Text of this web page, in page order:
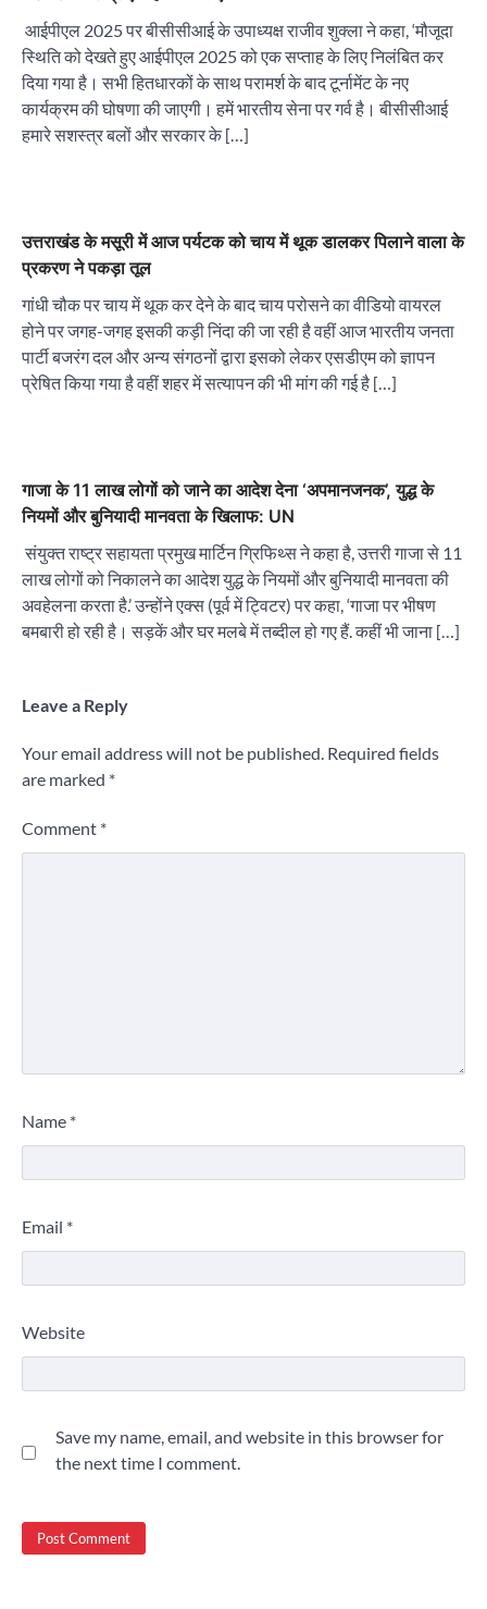
आईपीएल 2025 पर बीसीसीआई के उपाध्यक्ष राजीव शुक्ला ने कहा, ‘मौजूदा
स्थिति को देखते हुए आईपीएल 2025 को एक सप्ताह के लिए निलंबित कर
दिया गया है। सभी हितधारकों के साथ परामर्श के बाद टूर्नामेंट के नए
कार्यक्रम की घोषणा की जाएगी। हमें भारतीय सेना पर गर्व है। बीसीसीआई
हमारे सशस्त्र बलों और सरकार के […]
उत्तराखंड के मसूरी में आज पर्यटक को चाय में थूक डालकर पिलाने वाला के
प्रकरण ने पकड़ा तूल
गांधी चौक पर चाय में थूक कर देने के बाद चाय परोसने का वीडियो वायरल
होने पर जगह-जगह इसकी कड़ी निंदा की जा रही है वहीं आज भारतीय जनता
पार्टी बजरंग दल और अन्य संगठनों द्वारा इसको लेकर एसडीएम को ज्ञापन
प्रेषित किया गया है वहीं शहर में सत्यापन की भी मांग की गई है […]
गाजा के 11 लाख लोगों को जाने का आदेश देना ‘अपमानजनक’, युद्ध के
नियमों और बुनियादी मानवता के खिलाफ: UN
संयुक्त राष्ट्र सहायता प्रमुख मार्टिन ग्रिफिथ्स ने कहा है, उत्तरी गाजा से 11
लाख लोगों को निकालने का आदेश युद्ध के नियमों और बुनियादी मानवता की
अवहेलना करता है.’ उन्होंने एक्स (पूर्व में ट्विटर) पर कहा, ‘गाजा पर भीषण
बमबारी हो रही है। सड़कें और घर मलबे में तब्दील हो गए हैं. कहीं भी जाना […]
Leave a Reply
Your email address will not be published. Required fields
are marked *
Comment *
Name *
Email *
Website
Save my name, email, and website in this browser for
the next time I comment.